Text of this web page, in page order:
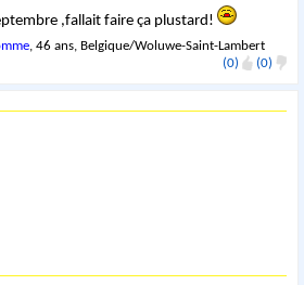
,fallait faire ça plustard!
, 46 ans, Belgique/Woluwe-Saint-Lambert
(0)
(0)